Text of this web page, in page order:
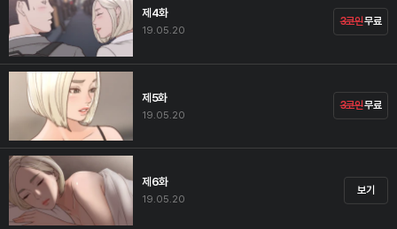
제4화
19.05.20
3코인무료
제5화
19.05.20
3코인무료
제6화
19.05.20
보기